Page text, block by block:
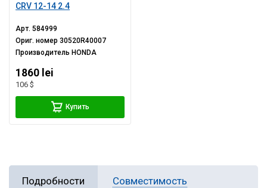
CRV 12-14 2.4
Арт.584999
Ориг. номер30520R40007
Производитель HONDA
1860 lei
106 $
Купить
Подробности Совместимость